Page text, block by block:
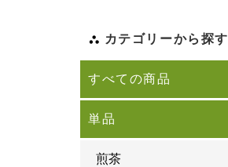
カテゴリーから探す
すべての商品
単品
煎茶